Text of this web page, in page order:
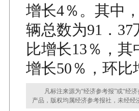
增长4％。其中
辆总数为91．
比增长13％，
增长50％，环比
凡标注来源为“经济参考报”或“经济
产品，版权均属经济参考报社，未经